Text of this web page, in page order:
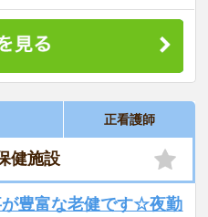
正看護師
健施設
豊富な老健です☆夜勤